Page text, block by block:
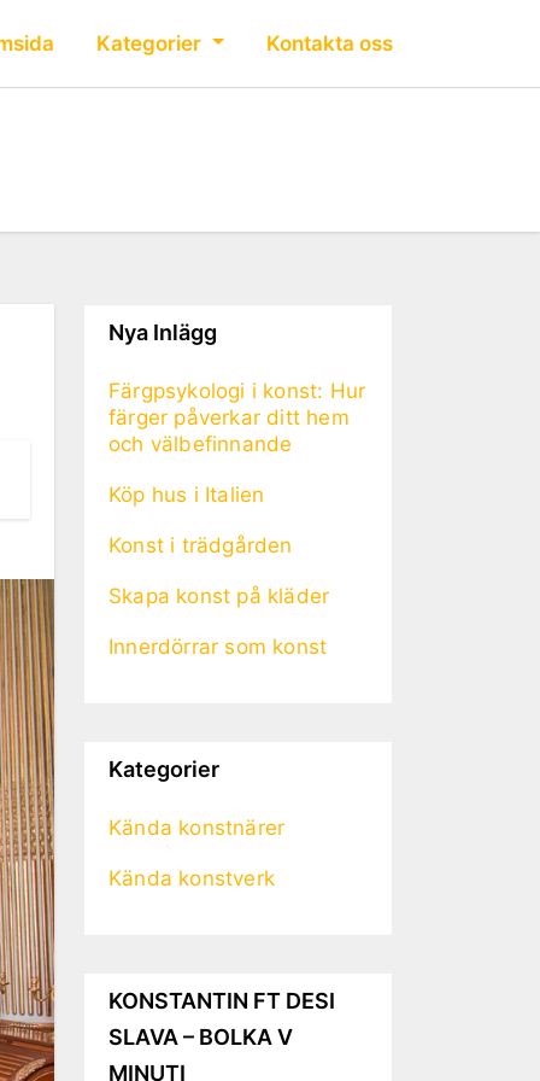
Kategorier Kontakta oss
Nya Inlägg
Färgpsykologi i konst: Hur
färger påverkar ditt hem
och välbefinnande
Köp hus i Italien
Konst i trädgården
Skapa konst på kläder
Innerdörrar som konst
Kategorier
Kända konstnärer
Kända konstverk
KONSTANTIN FT DESI
SLAVA – BOLKA V
MINUTI